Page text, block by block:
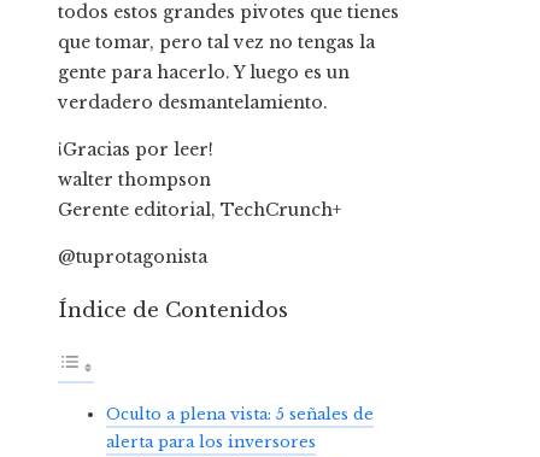
todos estos grandes pivotes que tienes
que tomar, pero tal vez no tengas la
gente para hacerlo. Y luego es un
verdadero desmantelamiento.
¡Gracias por leer!
walter thompson
Gerente editorial, TechCrunch+
@tuprotagonista
Índice de Contenidos
Oculto a plena vista: 5 señales de
alerta para los inversores